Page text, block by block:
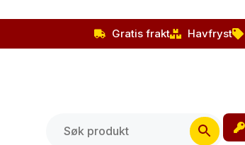
Gratis frakt Havfryst